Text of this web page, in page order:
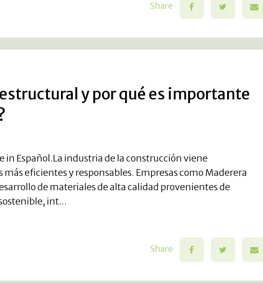
Share
y por qué es importante
in Español.La industria de la construcción viene
eficientes y responsables. Empresas como Maderera
de materiales de alta calidad provenientes de
int...
Share